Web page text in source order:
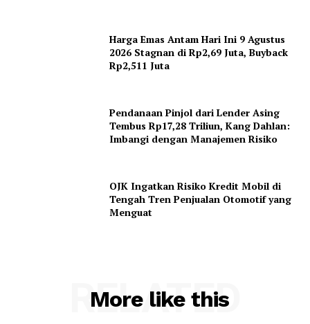
Harga Emas Antam Hari Ini 9 Agustus
2026 Stagnan di Rp2,69 Juta, Buyback
Rp2,511 Juta
Pendanaan Pinjol dari Lender Asing
Tembus Rp17,28 Triliun, Kang Dahlan:
Imbangi dengan Manajemen Risiko
OJK Ingatkan Risiko Kredit Mobil di
Tengah Tren Penjualan Otomotif yang
Menguat
More like this
RELATED